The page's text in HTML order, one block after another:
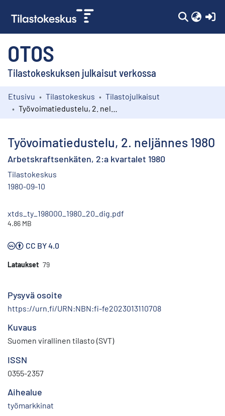
OTOS
Tilastokeskuksen julkaisut verkossa
Kokoelmat
Etusivu Tilastokeskus
Tilastojulkaisut
Työvoimatiedustelu, 2. neljännes 1980
Arbetskraftsenkäten, 2:a kvartalet 1980
Tilastokeskus
1980-09-10
xtds_ty_198000_1980_20_dig.pdf
4.86 MB
CC BY 4.0
Lataukset 79
Pysyvä osoite
https://urn.fi/URN:NBN:fi-fe2023013110708
Kuvaus
Suomen virallinen tilasto (SVT)
ISSN
0355-2357
Aihealue
työmarkkinat